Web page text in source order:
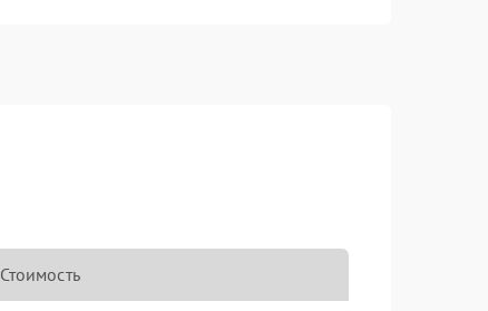
Стоимость